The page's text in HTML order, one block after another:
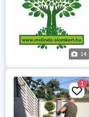
14
1